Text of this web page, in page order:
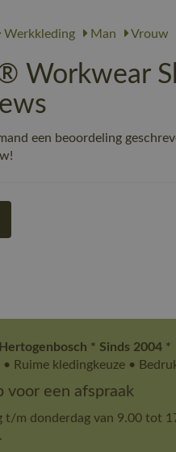
Werkkleding Man Vrouw
Workwear
een beoordeling
* Sinds 2004 *
Ruime kledingkeuze •
voor een afspraak
t/m donderdag van 9.00 tot